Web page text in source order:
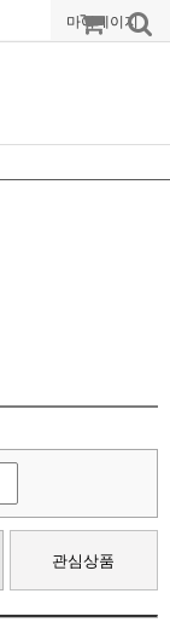
마이페이지
관심상품